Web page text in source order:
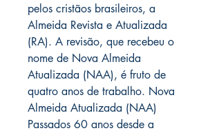
pelos cristãos brasileiros, a
Almeida Revista e Atualizada
(RA). A revisão, que recebeu o
nome de Nova Almeida
Atualizada (NAA), é fruto de
quatro anos de trabalho. Nova
Almeida Atualizada (NAA)
Passados 60 anos desde a